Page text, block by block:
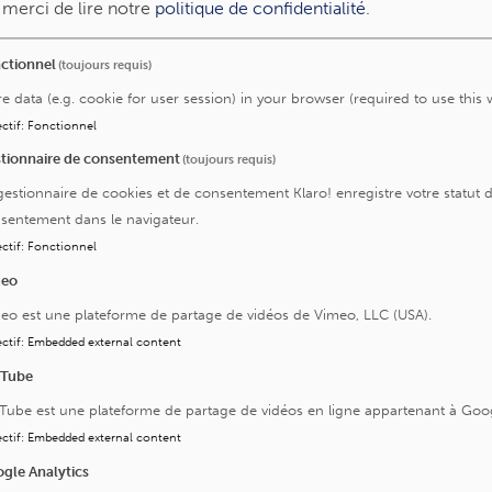
le cas de nos
de la population. Pour un meilleur « Vivre ensemble »,
et le respect. Nous n’hésitons pas à nous remettre
et développerez vos compétences grâce à notre
à votre disposition.
merci de lire notre politique de confidentialité.
(toujours requis)
data (e.g. cookie for user session) in your browser (required to use this
: Fonctionnel
de consentement(toujours requis)
de cookies et de consentement Klaro! enregistre votre statut
dans le navigateur.
: Fonctionnel
est une plateforme de partage de vidéos de Vimeo, LLC (USA).
: Embedded external content
est une plateforme de partage de vidéos en ligne appartenant à
: Embedded external content
Analytics